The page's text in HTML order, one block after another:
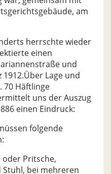
am
herrschte wieder
einen
und
Lage und
70 Häftlinge
uns der Auszug
einen Eindruck:
folgende
Pritsche,
Stuhl, bei mehreren